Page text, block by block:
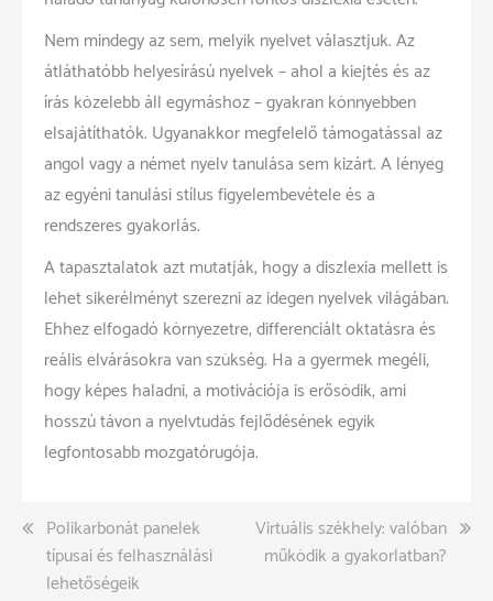
Nem mindegy az sem, melyik nyelvet választjuk. Az
átláthatóbb helyesírású nyelvek – ahol a kiejtés és az
írás közelebb áll egymáshoz – gyakran könnyebben
elsajátíthatók. Ugyanakkor megfelelő támogatással az
angol vagy a német nyelv tanulása sem kizárt. A lényeg
az egyéni tanulási stílus figyelembevétele és a
rendszeres gyakorlás.
A tapasztalatok azt mutatják, hogy a diszlexia mellett is
lehet sikerélményt szerezni az idegen nyelvek világában.
Ehhez elfogadó környezetre, differenciált oktatásra és
reális elvárásokra van szükség. Ha a gyermek megéli,
hogy képes haladni, a motivációja is erősödik, ami
hosszú távon a nyelvtudás fejlődésének egyik
legfontosabb mozgatórugója.
Bejegyzés
navigáció
Polikarbonát panelek
típusai és felhasználási
lehetőségeik
Virtuális székhely: valóban
működik a gyakorlatban?